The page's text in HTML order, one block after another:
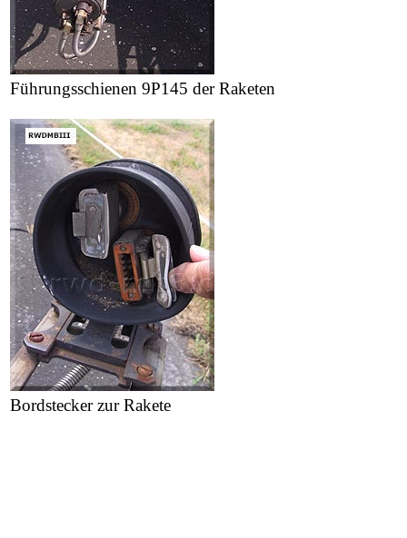
Führungsschienen 9P145 der Raketen
Bordstecker zur Rakete